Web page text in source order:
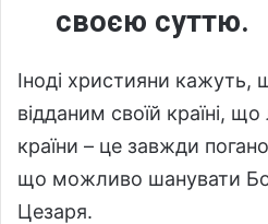
своєю суттю.
Іноді християни кажуть,
відданим своїй країні,
країни – це завжди
що можливо шанувати
Цезаря.